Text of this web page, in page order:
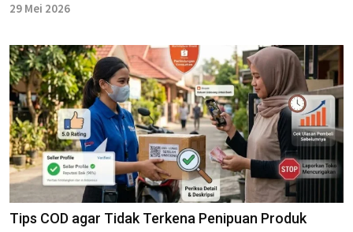
29 Mei 2026
Tips COD agar Tidak Terkena Penipuan Produk